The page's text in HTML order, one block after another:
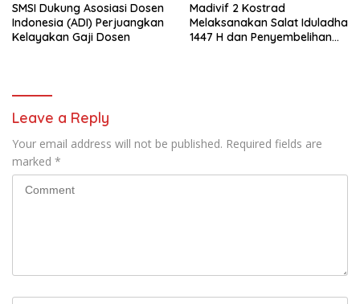
SMSI Dukung Asosiasi Dosen
Indonesia (ADI) Perjuangkan
Kelayakan Gaji Dosen
Madivif 2 Kostrad
Melaksanakan Salat Iduladha
1447 H dan Penyembelihan
Leave a Reply
Your email address will not be published. Required fields are
marked *